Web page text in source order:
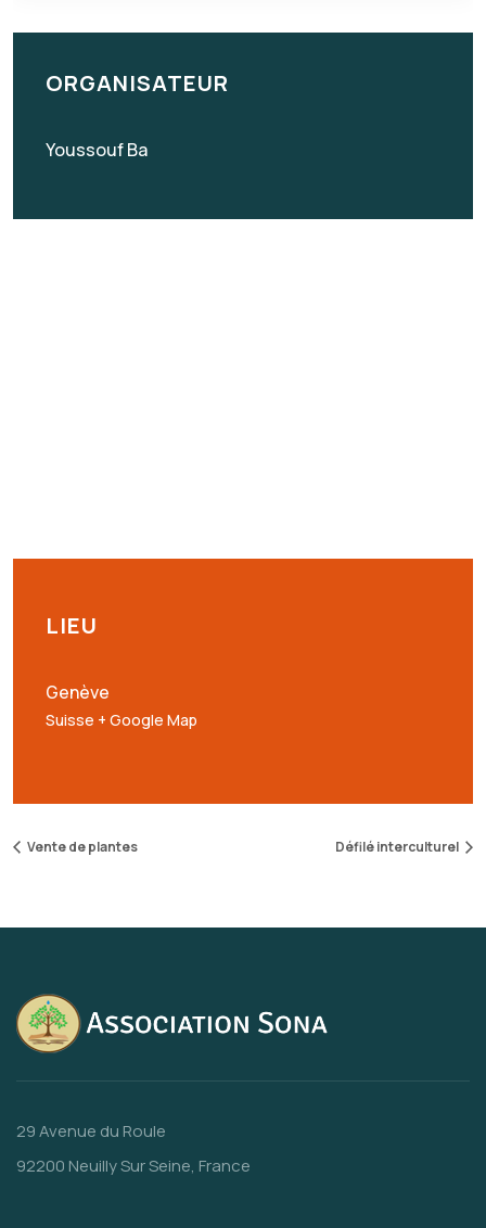
ORGANISATEUR
Youssouf Ba
LIEU
Genève
Suisse + Google Map
Vente de plantes Défilé interculturel
29 Avenue du Roule
92200 Neuilly Sur Seine, France